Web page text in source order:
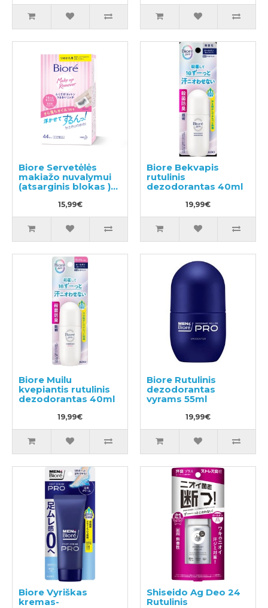
Biore Servetėlės
makiažo nuvalymui
(atsarginis blokas )
15,99€
Biore Bekvapis
rutulinis
dezodorantas 40ml
19,99€
Biore Muilu
kvepiantis rutulinis
dezodorantas 40ml
19,99€
Biore Rutulinis
dezodorantas
vyrams 55ml
19,99€
Biore Vyriškas
kremas-
Shiseido Ag Deo 24
Rutulinis